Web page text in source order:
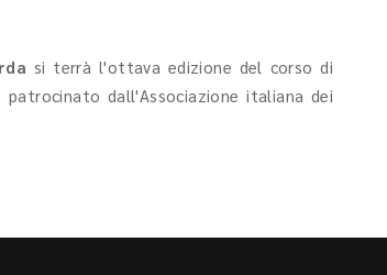
si terrà l'ottava edizione del corso di
patrocinato dall'Associazione italiana dei